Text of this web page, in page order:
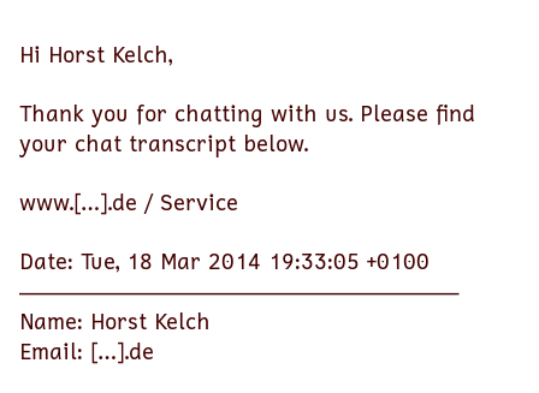
Hi Horst Kelch,
Thank you for chatting with us. Please find
your chat transcript below.
www.[…].de / Service
Date: Tue, 18 Mar 2014 19:33:05 +0100
————————————————————-
Name: Horst Kelch
Email: […].de